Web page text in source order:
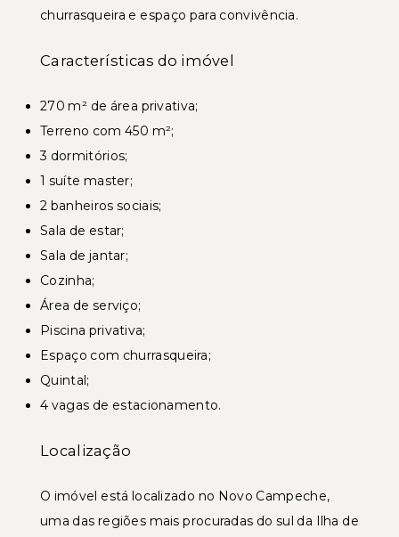
churrasqueira e espaço para convivência.
Características do imóvel
270 m² de área privativa;
Terreno com 450 m²;
3 dormitórios;
1 suíte master;
2 banheiros sociais;
Sala de estar;
Sala de jantar;
Cozinha;
Área de serviço;
Piscina privativa;
Espaço com churrasqueira;
Quintal;
4 vagas de estacionamento.
Localização
O imóvel está localizado no Novo Campeche,
uma das regiões mais procuradas do sul da Ilha de